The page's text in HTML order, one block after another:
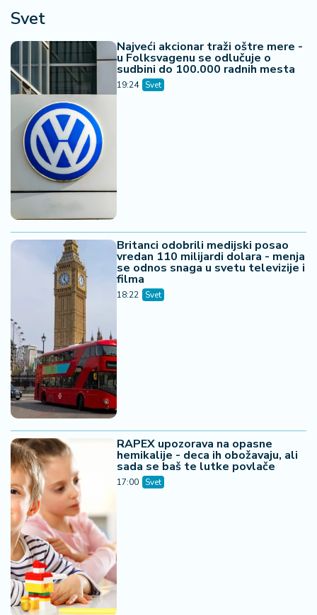
Svet
Najveći akcionar traži oštre mere -
u Folksvagenu se odlučuje o
sudbini do 100.000 radnih mesta
19:24 Svet
Britanci odobrili medijski posao
vredan 110 milijardi dolara - menja
se odnos snaga u svetu televizije i
filma
18:22 Svet
RAPEX upozorava na opasne
hemikalije - deca ih obožavaju, ali
sada se baš te lutke povlače
17:00 Svet